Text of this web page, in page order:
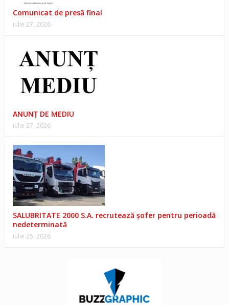
Comunicat de presă final
iulie 27, 2026
ANUNŢ DE MEDIU
iulie 27, 2026
SALUBRITATE 2000 S.A. recrutează șofer pentru perioadă
nedeterminată
iulie 25, 2026